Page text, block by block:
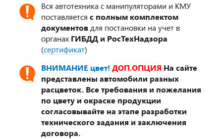
Вся автотехника с манипуляторами и КМУ
поставляется с полным комплектом
документовдля постановки на учет в
органах ГИБДД и РосТехНадзора
(сертификат)
ВНИМАНИЕ цвет! ДОП.ОПЦИЯ На сайте
представлены автомобили разных
расцветок. Все требования и пожелания
по цвету и окраске продукции
согласовывайте на этапе разработки
технического задания и заключения
договора.